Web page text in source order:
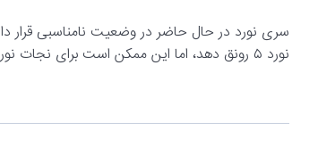
سری نورد در حال حاضر در وضعیت نامناسبی قرار
نورد ۵ رونق دهد، اما این ممکن است برای نجات نورد CE5 کافی نباشد.